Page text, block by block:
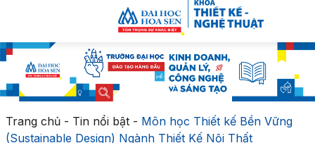
Trang chủ- Tin nổi bật- Môn học Thiết kế Bền Vững
(Sustainable Design) Ngành Thiết Kế Nội Thất